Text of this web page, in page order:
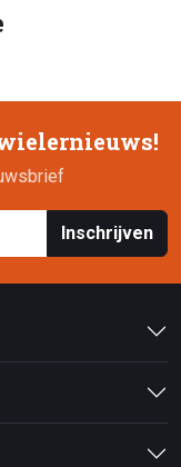
Inschrijven